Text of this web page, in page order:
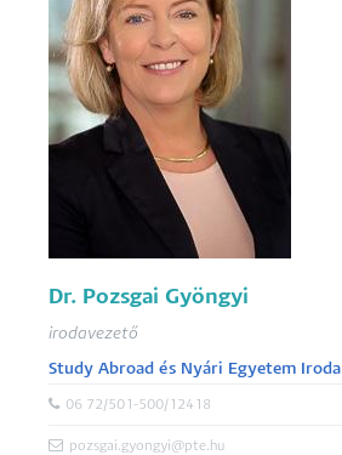
Dr. Pozsgai Gyöngyi
irodavezető
Study Abroad és Nyári Egyetem Iroda
06 72/501-500/12418
pozsgai.gyongyi@pte.hu